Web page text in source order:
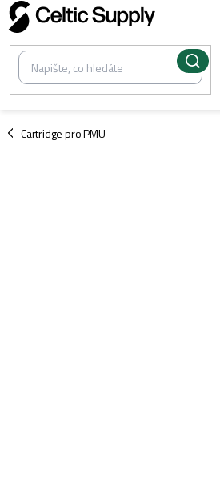
Přejít
na
obsah
Cartridge pro PMU
/